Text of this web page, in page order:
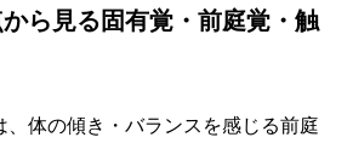
ら見る固有覚・前庭覚・触
、体の傾き・バランスを感じる前庭